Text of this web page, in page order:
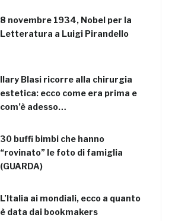
8 novembre 1934, Nobel per la
Letteratura a Luigi Pirandello
Ilary Blasi ricorre alla chirurgia
estetica: ecco come era prima e
com’è adesso…
30 buffi bimbi che hanno
“rovinato” le foto di famiglia
(GUARDA)
L’Italia ai mondiali, ecco a quanto
è data dai bookmakers